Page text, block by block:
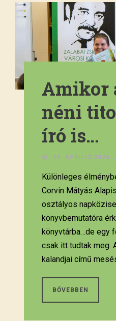
Amikor
néni
író is…
24. ÁPRILIS 2026.
Különleges
Corvin Mátyás
osztályos
könyvbemutatóra
könyvtárba…de egy
csak itt tudtak meg.
kalandjai című
BŐVEBBEN